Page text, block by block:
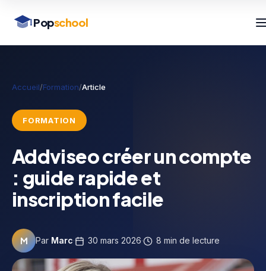
Popschool
Accueil/Formation/Article
FORMATION
Addviseo créer un compte
: guide rapide et
inscription facile
M Par Marc· 30 mars 2026· 8 min de lecture